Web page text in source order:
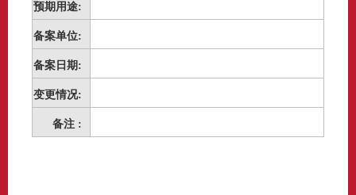
预期用途:
备案单位:
备案日期:
变更情况:
备注 :